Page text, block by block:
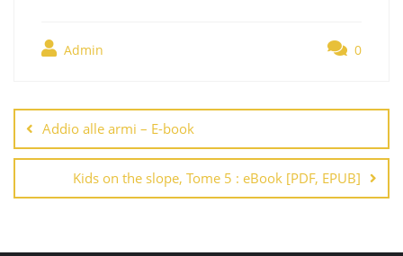
Admin 0
de
entradas
Addio alle armi – E-book
Kids on the slope, Tome 5 : eBook [PDF, EPUB]